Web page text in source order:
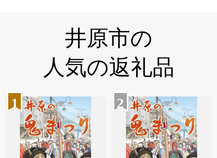
井原市の
人気の返礼品
1 2